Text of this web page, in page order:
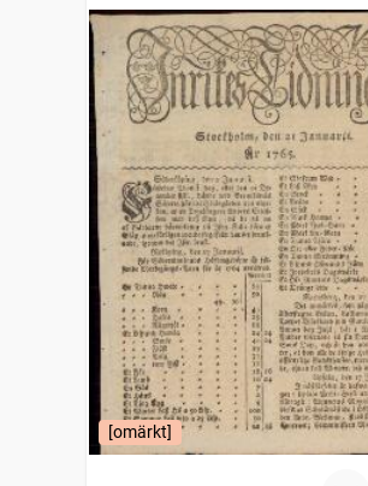
[omärkt]